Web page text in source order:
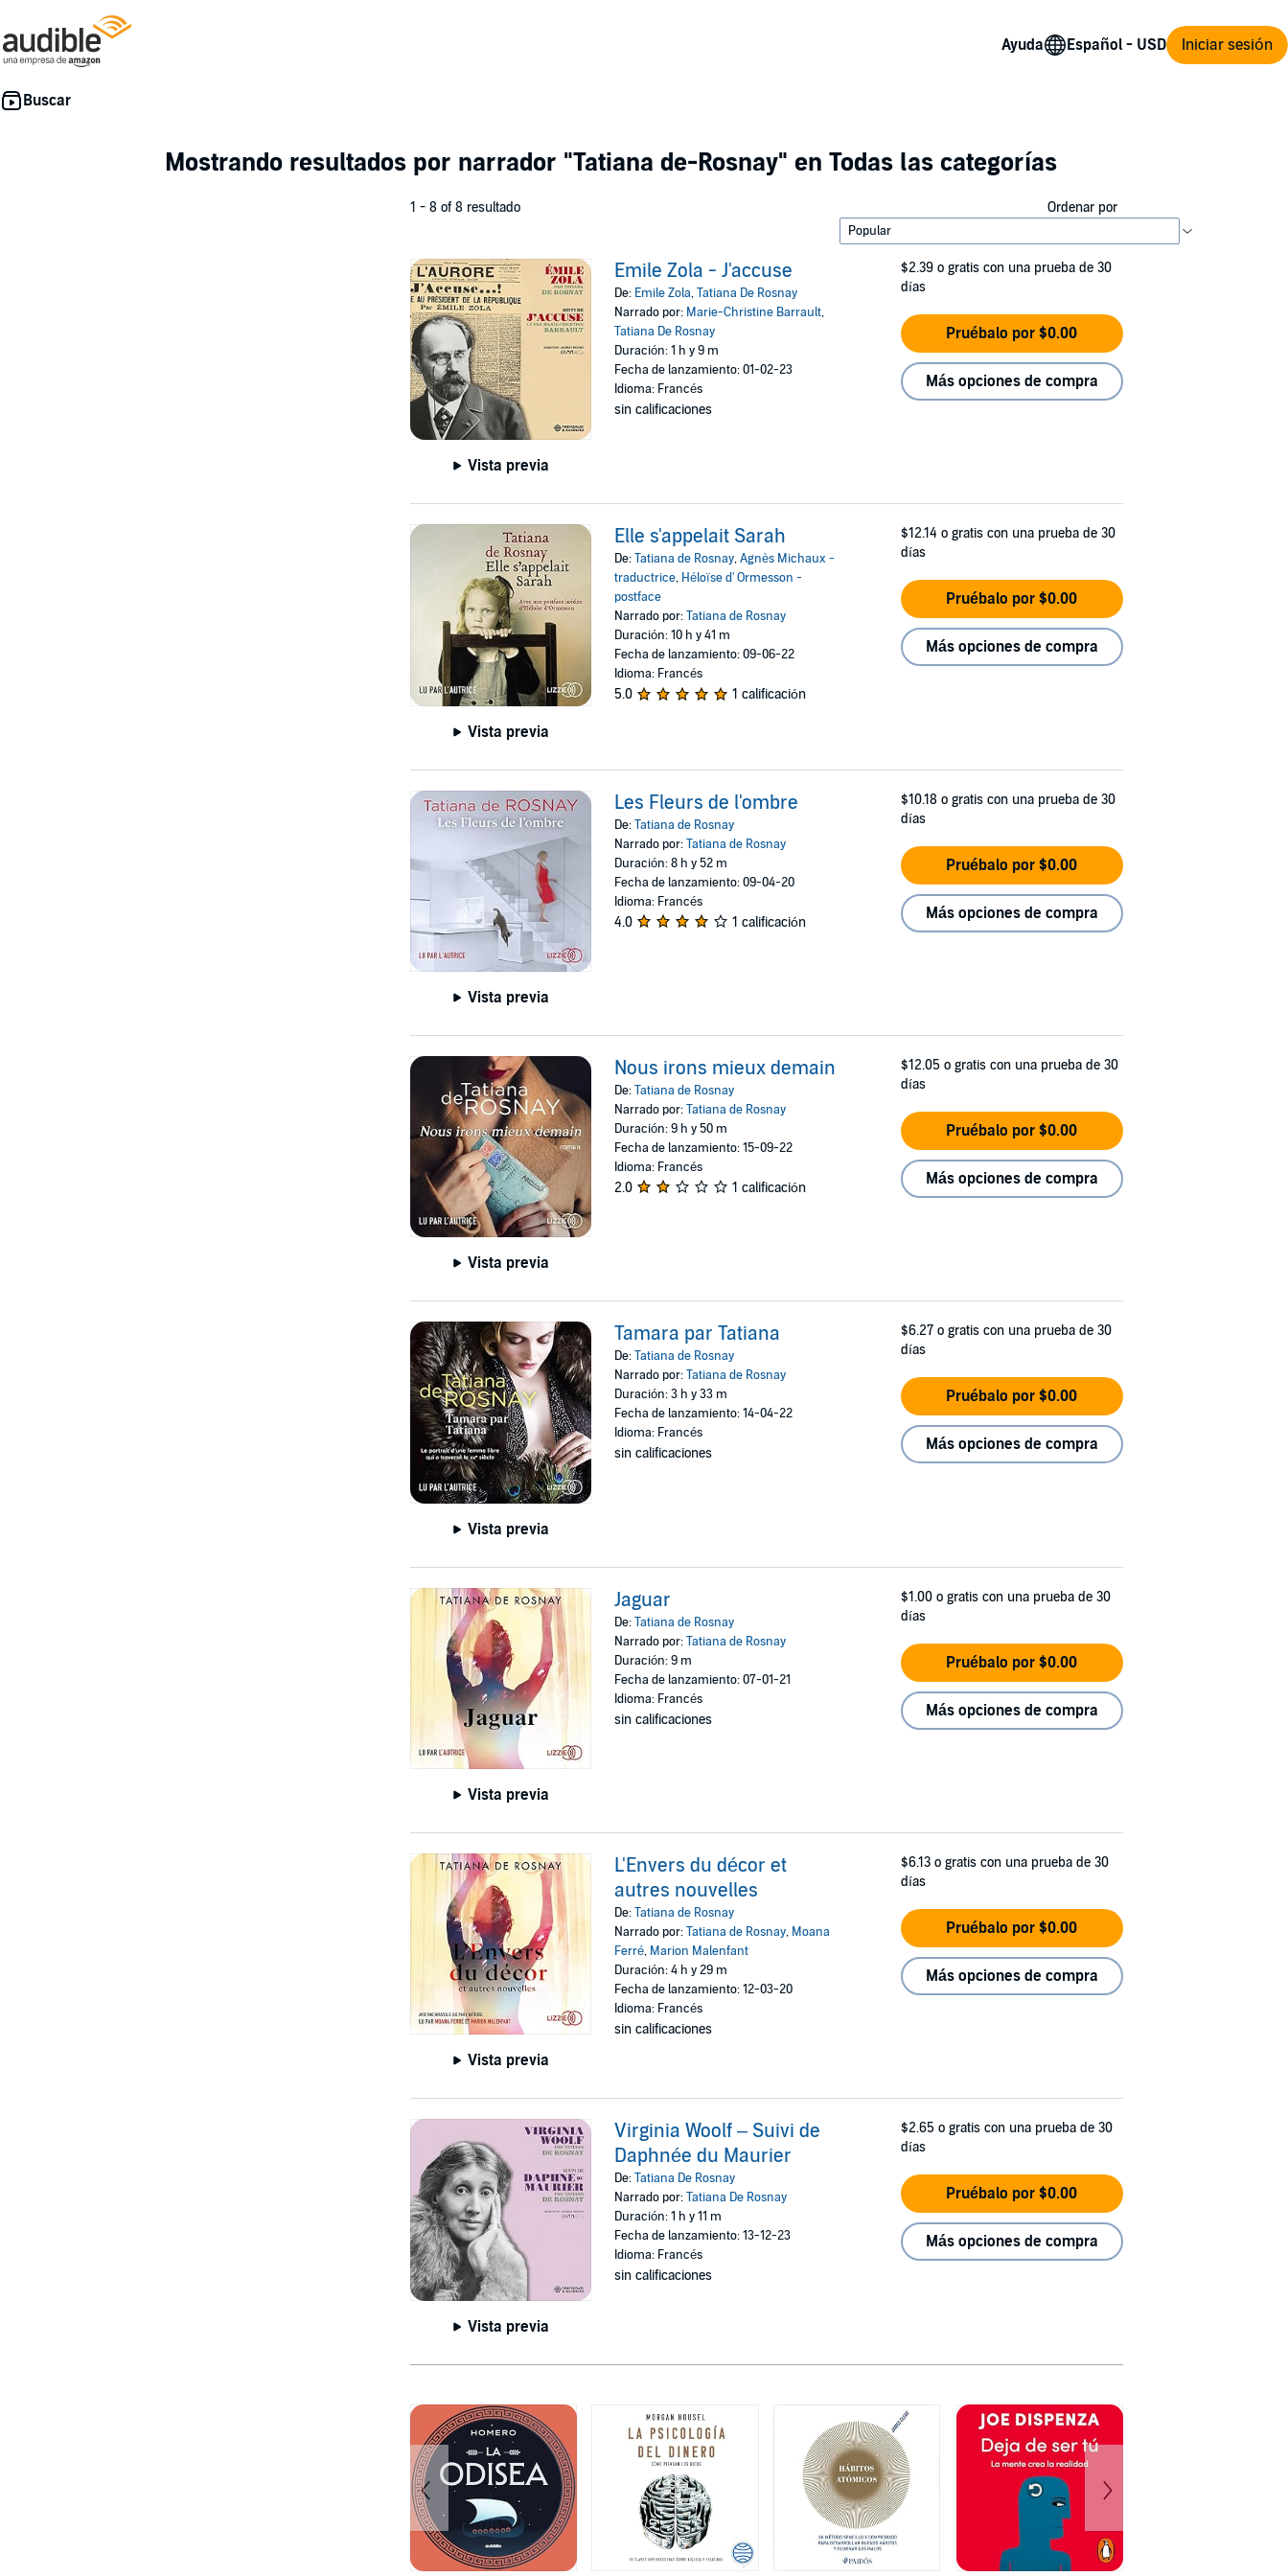
Ayuda Iniciar sesión
Mostrando resultados por narrador "Tatiana de-Rosnay" en Todas las categorías
1 - 8 of 8 resultado Ordenar por
Vista previa
Emile Zola - J'accuse
De: Emile Zola,Tatiana De Rosnay
Narrado por: Marie-Christine Barrault,
Tatiana De Rosnay
Duración: 1 h y 9 m
Fecha de lanzamiento: 01-02-23
Idioma: Francés
sin calificaciones
$2.39 o gratis con una prueba de 30
días
Pruébalo por $0.00
Más opciones de compra
Vista previa
Elle s'appelait Sarah
De:Tatiana de Rosnay,Agnès Michaux -
traductrice, Héloïse d' Ormesson -
postface
Narrado por:Tatiana de Rosnay
Duración: 10 h y 41 m
Fecha de lanzamiento: 09-06-22
Idioma: Francés
5.0 1 calificación
$12.14 o gratis con una prueba de 30
días
Pruébalo por $0.00
Más opciones de compra
Vista previa
Les Fleurs de l'ombre
De:Tatiana de Rosnay
Narrado por:Tatiana de Rosnay
Duración: 8 h y 52 m
Fecha de lanzamiento: 09-04-20
Idioma: Francés
4.0 1 calificación
$10.18 o gratis con una prueba de 30
días
Pruébalo por $0.00
Más opciones de compra
Vista previa
Nous irons mieux demain
De:Tatiana de Rosnay
Narrado por:Tatiana de Rosnay
Duración: 9 h y 50 m
Fecha de lanzamiento: 15-09-22
Idioma: Francés
2.0 1 calificación
$12.05 o gratis con una prueba de 30
días
Pruébalo por $0.00
Más opciones de compra
Vista previa
Tamara par Tatiana
De:Tatiana de Rosnay
Narrado por:Tatiana de Rosnay
Duración: 3 h y 33 m
Fecha de lanzamiento: 14-04-22
Idioma: Francés
sin calificaciones
$6.27 o gratis con una prueba de 30
días
Pruébalo por $0.00
Más opciones de compra
Vista previa
Jaguar
De:Tatiana de Rosnay
Narrado por:Tatiana de Rosnay
Duración: 9 m
Fecha de lanzamiento: 07-01-21
Idioma: Francés
sin calificaciones
$1.00 o gratis con una prueba de 30
días
Pruébalo por $0.00
Más opciones de compra
Vista previa
L'Envers du décor et
autres nouvelles
De:Tatiana de Rosnay
Narrado por:Tatiana de Rosnay, Moana
Ferré, Marion Malenfant
Duración: 4 h y 29 m
Fecha de lanzamiento: 12-03-20
Idioma: Francés
sin calificaciones
$6.13 o gratis con una prueba de 30
días
Pruébalo por $0.00
Más opciones de compra
Vista previa
Virginia Woolf – Suivi de
Daphnée du Maurier
De:Tatiana De Rosnay
Narrado por:Tatiana De Rosnay
Duración: 1 h y 11 m
Fecha de lanzamiento: 13-12-23
Idioma: Francés
sin calificaciones
$2.65 o gratis con una prueba de 30
días
Pruébalo por $0.00
Más opciones de compra